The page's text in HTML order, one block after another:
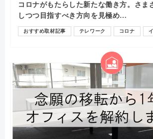
コロナがもたらした新たな働き方。さま
しつつ目指すべき方向を見極め…
おすすめ取材記事 テレワーク コロナ